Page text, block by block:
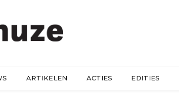
ARTIKELEN ACTIES EDITIES